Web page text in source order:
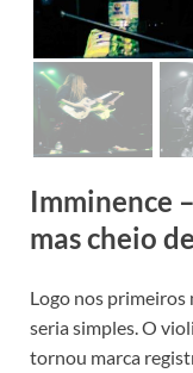
Imminence
mas cheio
Logo nos primeiros
seria simples. O
tornou marca